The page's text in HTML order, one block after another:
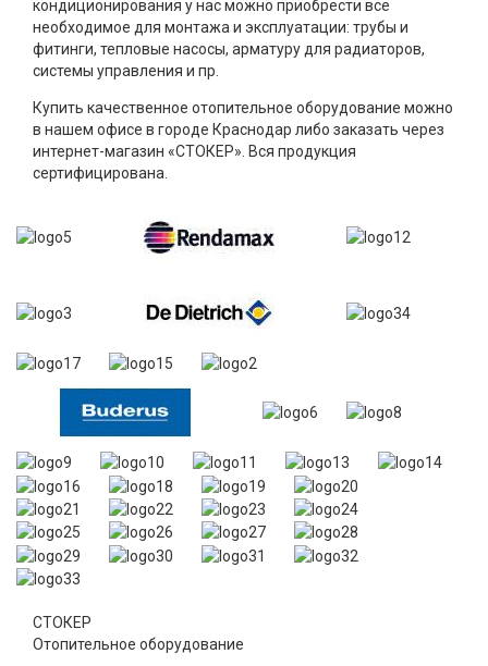
кондиционирования у нас можно приобрести все
необходимое для монтажа и эксплуатации: трубы и
фитинги, тепловые насосы, арматуру для радиаторов,
системы управления и пр.
Купить качественное отопительное оборудование можно
в нашем офисе в городе Краснодар либо заказать через
интернет-магазин «СТОКЕР». Вся продукция
сертифицирована.
СТОКЕР
Отопительное оборудование